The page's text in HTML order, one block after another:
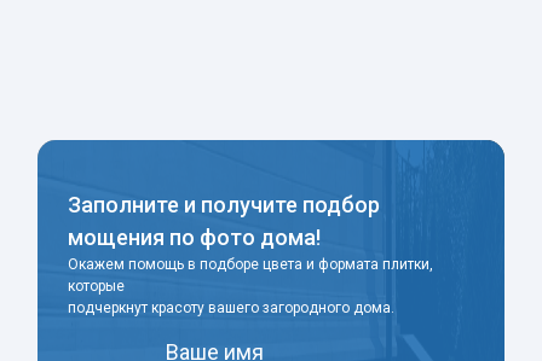
Заполните и получите подбор
мощения по фото дома!
Окажем помощь в подборе цвета и формата плитки,
которые
подчеркнут красоту вашего загородного дома.